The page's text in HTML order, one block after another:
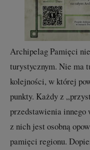
Archipelag Pamięci
turystycznym. Nie ma
kolejności, w której
punkty. Każdy z
przedstawienia
z nich jest osobną
pamięci regionu.